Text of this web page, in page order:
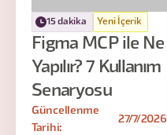
15 dakika Yeni İçerik
Figma MCP ile Ne
Yapılır? 7 Kullanım
Senaryosu
Güncellenme
Tarihi:
27/7/2026